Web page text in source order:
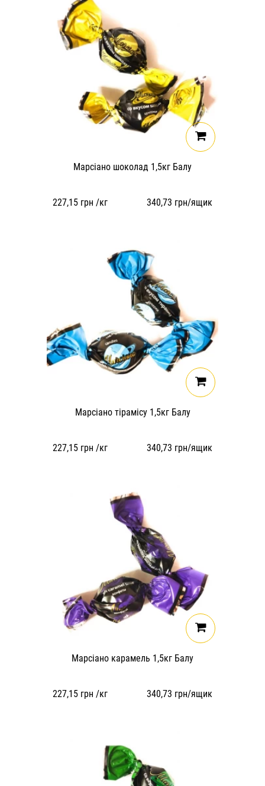
Марсіано шоколад 1,5кг Балу
227,15 грн /кг 340,73 грн/ящик
Марсіано тірамісу 1,5кг Балу
227,15 грн /кг 340,73 грн/ящик
Марсіано карамель 1,5кг Балу
227,15 грн /кг 340,73 грн/ящик